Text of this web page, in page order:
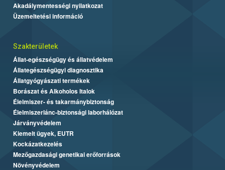
Akadálymentességi nyilatkozat
Üzemeltetési információ
Szakterületek
Állat-egészségügy és állatvédelem
Állategészségügyi diagnosztika
Állatgyógyászati termékek
Borászat és Alkoholos Italok
Élelmiszer- és takarmánybiztonság
Élelmiszerlánc-biztonsági laborhálózat
Járványvédelem
Kiemelt ügyek, EUTR
Kockázatkezelés
Mezőgazdasági genetikai erőforrások
Növényvédelem